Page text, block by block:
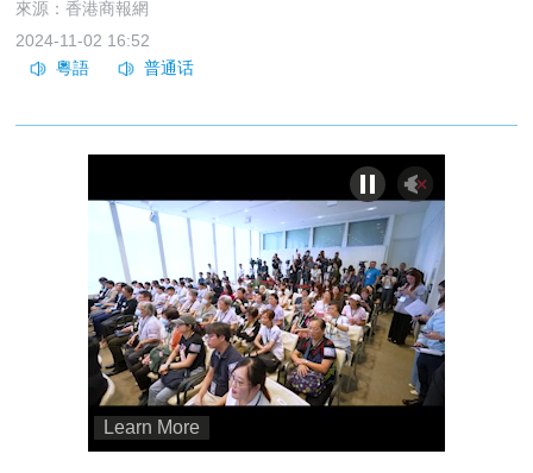
來源：香港商報網
2024-11-02 16:52